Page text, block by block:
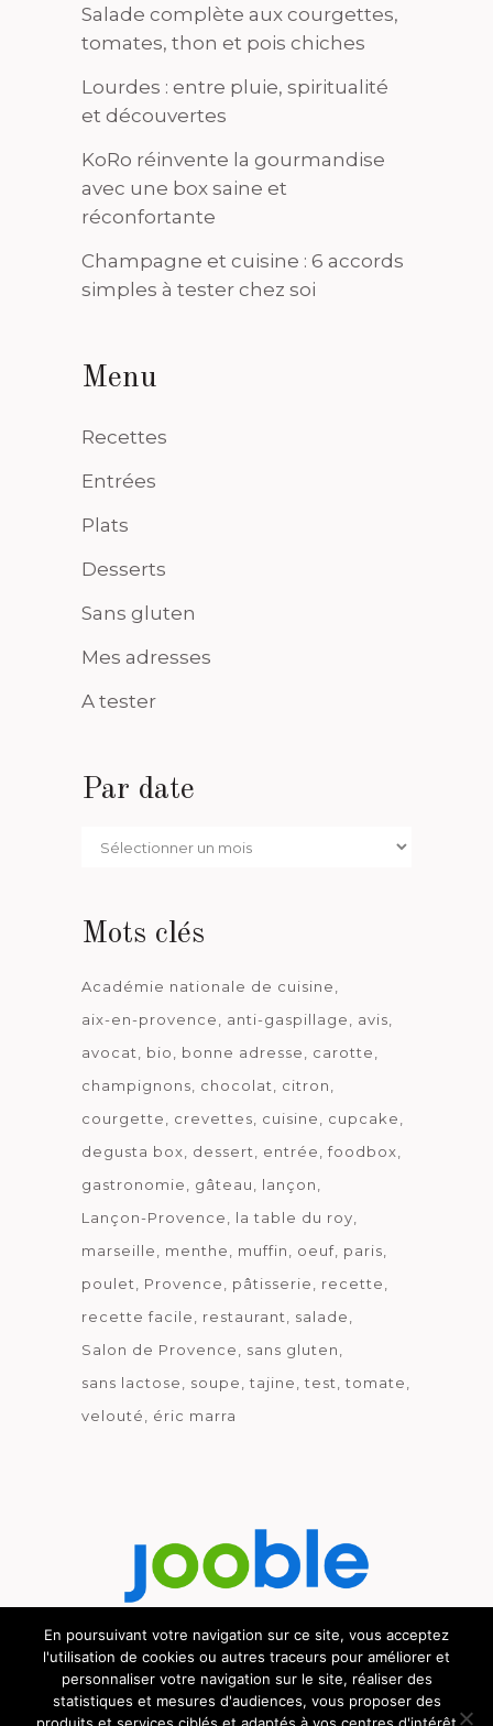
Salade complète aux courgettes,
tomates, thon et pois chiches
Lourdes : entre pluie, spiritualité
et découvertes
KoRo réinvente la gourmandise
avec une box saine et
réconfortante
Champagne et cuisine : 6 accords
simples à tester chez soi
Menu
Recettes
Entrées
Plats
Desserts
Sans gluten
Mes adresses
A tester
Par date
Par
Mots clés
Académie nationale de cuisine
aix-en-provence
anti-gaspillage
avis
avocat
bio bonne adresse
carotte
champignons
chocolat
citron
courgette
crevettes cuisine
cupcake
degusta box
dessert entrée
foodbox
gastronomie
gâteau
lançon
Lançon-Provence
la table du roy
marseille
menthe muffin oeuf paris
poulet
Provence pâtisserie
recette
recette facile
restaurant
salade
Salon de Provence
sans gluten
sans lactose
soupe tajine test
tomate
velouté
éric marra
Découvrez le métier de la cuisine.
En poursuivant votre navigation sur ce site, vous acceptez
l'utilisation de cookies ou autres traceurs pour améliorer et
personnaliser votre navigation sur le site, réaliser des
statistiques et mesures d'audiences, vous proposer des